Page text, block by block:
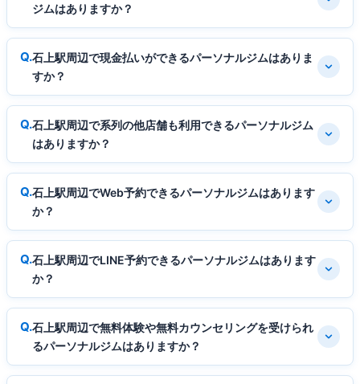
ジムはありますか？
石上駅周辺で現金払いができるパーソナルジムはありま
すか？
石上駅周辺で系列の他店舗も利用できるパーソナルジム
はありますか？
石上駅周辺でWeb予約できるパーソナルジムはあります
か？
石上駅周辺でLINE予約できるパーソナルジムはあります
か？
石上駅周辺で無料体験や無料カウンセリングを受けられ
るパーソナルジムはありますか？